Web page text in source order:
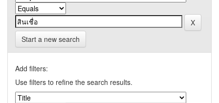
Start a new search
Add filters:
Use filters to refine the search results.